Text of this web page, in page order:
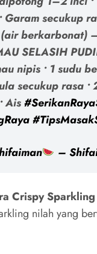
Garam secukup
berkarbonat)
SELASIH
nipis • 1 sudu
secukup rasa
Ais
–
Crispy Sparkling
nilah yang